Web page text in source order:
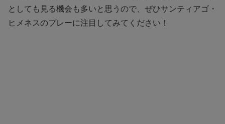
としても見る機会も多いと思うので、ぜひサンティアゴ・
ヒメネスのプレーに注目してみてください！